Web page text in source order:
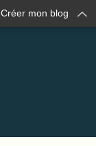
Créer mon blog